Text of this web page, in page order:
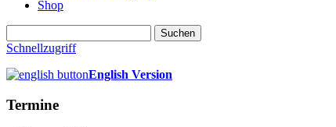
Shop
nach:
Schnellzugriff
English Version
Termine